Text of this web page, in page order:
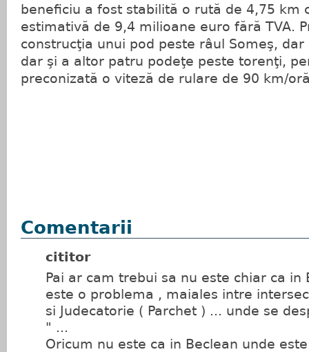
beneficiu a fost stabilită o rută de 4,75 km
estimativă de 9,4 milioane euro fără TVA.
construcţia unui pod peste râul Someş,
dar şi a altor patru podeţe peste torenţi,
preconizată o viteză de rulare de 90 km/
Comentarii
cititor
Pai ar cam trebui sa nu este chiar ca in
este o problema , maiales intre
si Judecatorie ( Parchet ) ... unde se
" ...
Oricum nu este ca in Beclean unde